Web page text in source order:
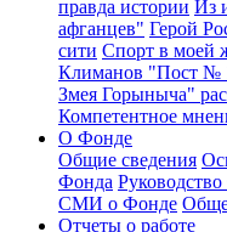
правда истории Из
афганцев" Герой
сити Спорт в моей
Климанов "Пост №
Змея Горыныча"
Компетентное
О Фонде
Общие сведения
Фонда
СМИ о Фонде
Отчеты о работе